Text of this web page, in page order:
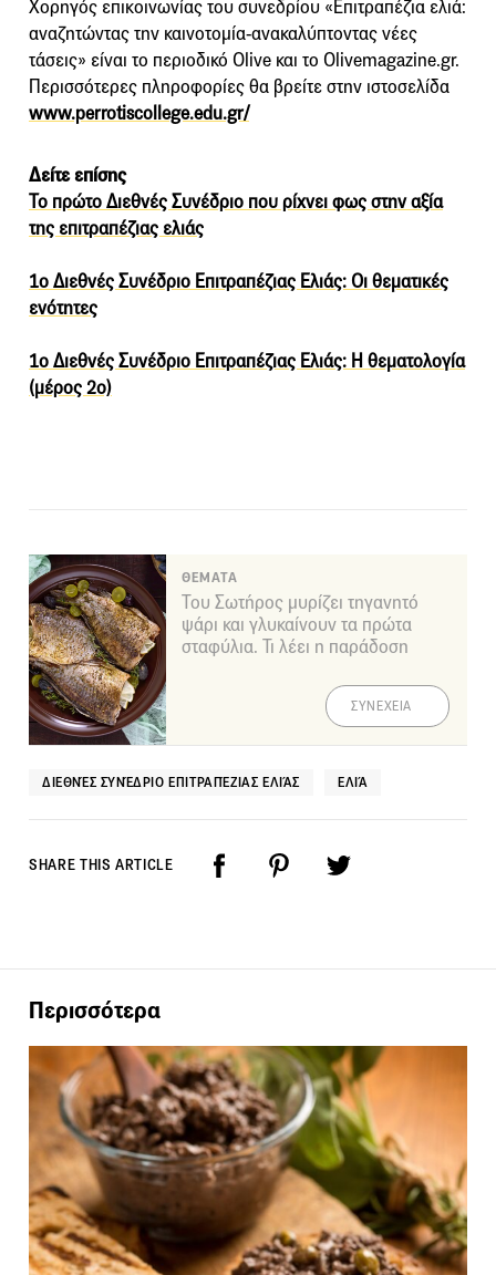
Χορηγός επικοινωνίας του συνεδρίου «Επιτραπέζια ελιά:
αναζητώντας την καινοτομία-ανακαλύπτοντας νέες
τάσεις» είναι το περιοδικό Olive και το Olivemagazine.gr.
Περισσότερες πληροφορίες θα βρείτε στην ιστοσελίδα
www.perrotiscollege.edu.gr/
Δείτε επίσης
Το πρώτο Διεθνές Συνέδριο που ρίχνει φως στην αξία
της επιτραπέζιας ελιάς
1ο Διεθνές Συνέδριο Επιτραπέζιας Ελιάς: Οι θεματικές
ενότητες
1ο Διεθνές Συνέδριο Επιτραπέζιας Ελιάς: Η θεματολογία
(μέρος 2ο)
ΘΕΜΑΤΑ
Του Σωτήρος μυρίζει τηγανητό
ψάρι και γλυκαίνουν τα πρώτα
σταφύλια. Τι λέει η παράδοση
ΣΥΝΕΧΕΙΑ
ΔΙΕΘΝΈΣ ΣΥΝΈΔΡΙΟ ΕΠΙΤΡΑΠΈΖΙΑΣ ΕΛΙΆΣ ΕΛΙΆ
SHARE THIS ARTICLE
Περισσότερα